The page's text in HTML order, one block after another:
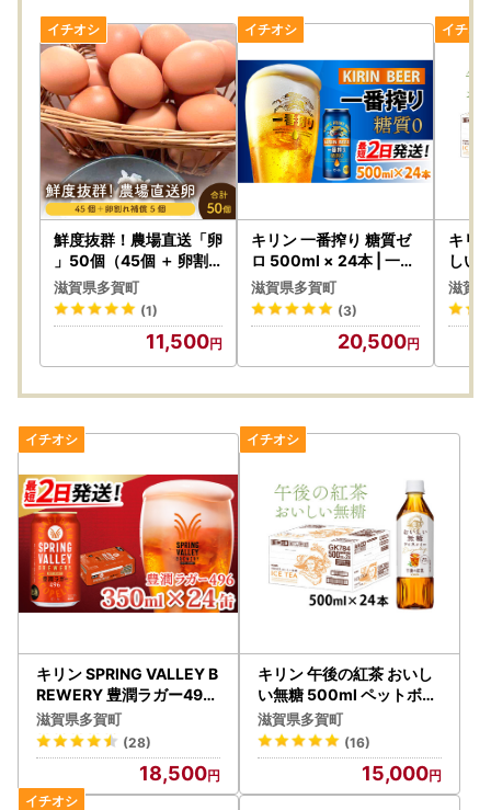
受領証明書及びワンストップ特例申請書のお届けについて
入金確認後、注文内容確認画面の【注文者情報】に記載の住
所にお送りいたします。
〈プライバシーポリシー（個人情報保護方針）について〉
お客様からいただいた個人情報は、多賀町が責任をもって管
理し、関係法令で定められた場合を除き、第三者に譲渡した
り、提供したりすることはございません。
なお、お客様からいただいた個人情報は、商品の発送、事務
連絡、いただいたふるさと納税の使い道に関する報告、多賀
町が主催・出展するふるさと納税関連イベント情報の提供及
ていただき、その手段として、電子メールの配信やパンフレ
ット等の資料の郵送をさせていただくことがあります。
御不明な点や、電子メールの配信又は資料の郵送停止等のご
希望がございましたら、ふるさと納税担当(contact-taga@o
rebo.jp)までご連絡ください。
鮮度抜群！農場直送「卵
」50個（45個 ＋ 卵割
れ補償 5個）
滋賀県多賀町
(1)
11,500
キリン 一番搾り 糖質ゼ
ロ 500ml × 24本 | 一番
搾り
滋賀県多賀町
(3)
20,500
キリ
しい
ボト
滋賀
キリン SPRING VALLEY B
REWERY 豊潤ラガー496
350ml × 24本｜スプリン
グバレー豊潤
滋賀県多賀町
(28)
18,500
キリン 午後の紅茶 おいし
い無糖 500ml ペットボト
ル × 24本 | 紅茶
滋賀県多賀町
(16)
15,000